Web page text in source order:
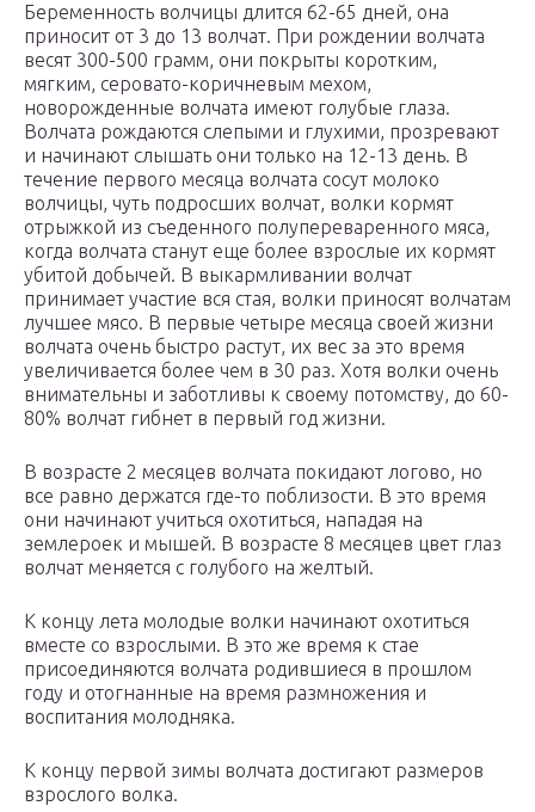
Беременность волчицы длится 62-65 дней, она
приносит от 3 до 13 волчат. При рождении волчата
весят 300-500 грамм, они покрыты коротким,
мягким, серовато-коричневым мехом,
новорожденные волчата имеют голубые глаза.
Волчата рождаются слепыми и глухими, прозревают
и начинают слышать они только на 12-13 день. В
течение первого месяца волчата сосут молоко
волчицы, чуть подросших волчат, волки кормят
отрыжкой из съеденного полупереваренного мяса,
когда волчата станут еще более взрослые их кормят
убитой добычей. В выкармливании волчат
принимает участие вся стая, волки приносят волчатам
лучшее мясо. В первые четыре месяца своей жизни
волчата очень быстро растут, их вес за это время
увеличивается более чем в 30 раз. Хотя волки очень
внимательны и заботливы к своему потомству, до 60-
80% волчат гибнет в первый год жизни.
В возрасте 2 месяцев волчата покидают логово, но
все равно держатся где-то поблизости. В это время
они начинают учиться охотиться, нападая на
землероек и мышей. В возрасте 8 месяцев цвет глаз
волчат меняется с голубого на желтый.
К концу лета молодые волки начинают охотиться
вместе со взрослыми. В это же время к стае
присоединяются волчата родившиеся в прошлом
году и отогнанные на время размножения и
воспитания молодняка.
К концу первой зимы волчата достигают размеров
взрослого волка.